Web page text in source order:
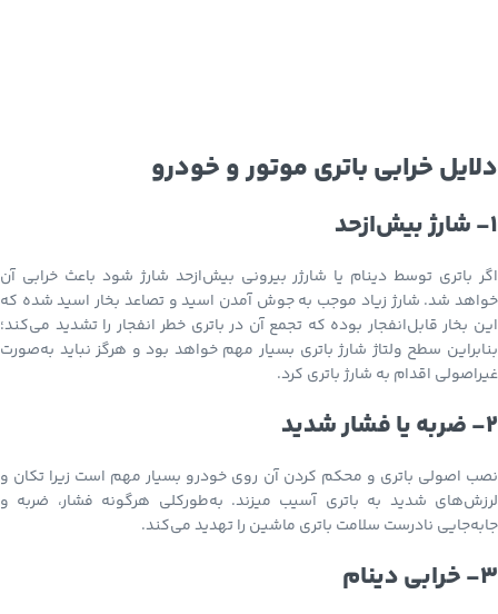
دلایل خرابی باتری موتور و خودرو
1- شارژ بیش‌ازحد
اگر باتری توسط دینام یا شارژر بیرونی بیش‌ازحد شارژ شود باعث خرابی آن
خواهد شد. شارژ زیاد موجب به جوش آمدن اسید و تصاعد بخار اسید شده که
این بخار قابل‌انفجار بوده که تجمع آن در باتری خطر انفجار را تشدید می‌کند؛
بنابراین سطح ولتاژ شارژ باتری بسیار مهم خواهد بود و هرگز نباید به‌صورت
غیراصولی اقدام به شارژ باتری کرد.
2- ضربه یا فشار شدید
نصب اصولی باتری و محکم کردن آن روی خودرو بسیار مهم است زیرا تکان و
لرزش‌های شدید به باتری آسیب میزند. به‌طورکلی هرگونه فشار، ضربه و
جابه‌جایی نادرست سلامت باتری ماشین را تهدید می‌کند.
3- خرابی دینام